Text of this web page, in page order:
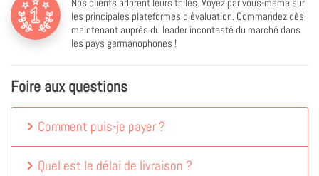
les principales plateformes d'évaluation. Commandez dès
maintenant auprès du leader incontesté du marché dans
les pays germanophones !
Foire aux questions
Comment puis-je payer ?
Quel est le délai de livraison ?